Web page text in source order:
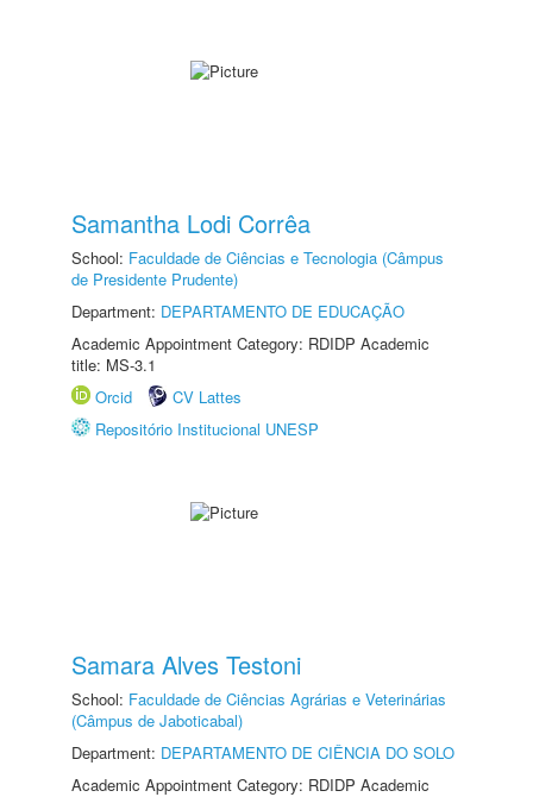
Samantha Lodi Corrêa
School: Faculdade de Ciências e Tecnologia (Câmpus
de Presidente Prudente)
Department: DEPARTAMENTO DE EDUCAÇÃO
Academic Appointment Category: RDIDP Academic
title: MS-3.1
Orcid
CV Lattes
Repositório Institucional UNESP
Samara Alves Testoni
School: Faculdade de Ciências Agrárias e Veterinárias
(Câmpus de Jaboticabal)
Department: DEPARTAMENTO DE CIÊNCIA DO SOLO
Academic Appointment Category: RDIDP Academic